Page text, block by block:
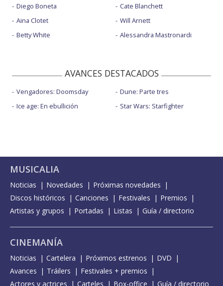
Diego Boneta
Aina Clotet
Betty White
Cate Blanchett
Will Arnett
Alessandra Mastronardi
AVANCES DESTACADOS
Vengadores: Doomsday
Ice age: En ebullición
Dune: Parte tres
Star Wars: Starfighter
MUSICALIA
Noticias Novedades
Próximas novedades
Discos históricos
Canciones Festivales
Premios
Artistas y grupos
Portadas Listas Guía / directorio
CINEMANÍA
Noticias Cartelera Próximos estrenos
DVD
Avances
Tráilers
Festivales + premios
Actores y actrices
Carteles Box-office Guía / directorio